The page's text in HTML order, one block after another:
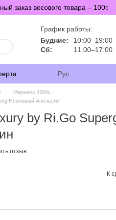
заказ весового товара – 100г.
График работы:
Будние:
10:00–19:00
Сб:
11:00–17:00
Рус
Меринос 100%
Неоновый Апельсин
by Ri.Go
отзыв
К